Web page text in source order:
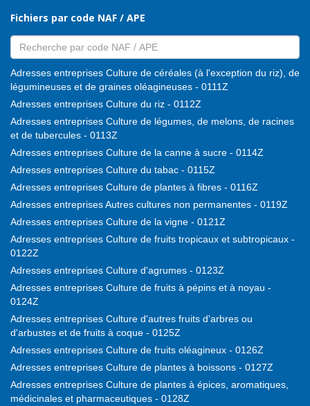
Fichiers par code NAF / APE
Adresses entreprises Culture de céréales (à l'exception du riz), de
légumineuses et de graines oléagineuses - 0111Z
Adresses entreprises Culture du riz - 0112Z
Adresses entreprises Culture de légumes, de melons, de racines
et de tubercules - 0113Z
Adresses entreprises Culture de la canne à sucre - 0114Z
Adresses entreprises Culture du tabac - 0115Z
Adresses entreprises Culture de plantes à fibres - 0116Z
Adresses entreprises Autres cultures non permanentes - 0119Z
Adresses entreprises Culture de la vigne - 0121Z
Adresses entreprises Culture de fruits tropicaux et subtropicaux -
0122Z
Adresses entreprises Culture d'agrumes - 0123Z
Adresses entreprises Culture de fruits à pépins et à noyau -
0124Z
Adresses entreprises Culture d'autres fruits d'arbres ou
d'arbustes et de fruits à coque - 0125Z
Adresses entreprises Culture de fruits oléagineux - 0126Z
Adresses entreprises Culture de plantes à boissons - 0127Z
Adresses entreprises Culture de plantes à épices, aromatiques,
médicinales et pharmaceutiques - 0128Z